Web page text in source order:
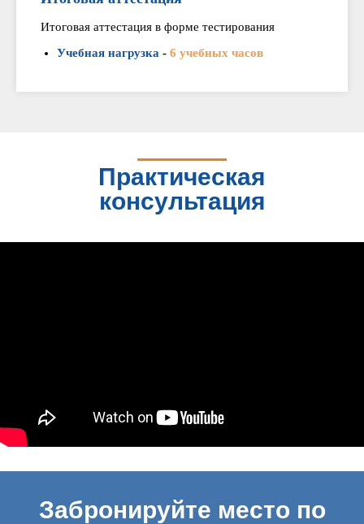
Итоговая аттестация в форме тестирования
Учебная нагрузка - 6 учебных часов
Практическая
консультация
Забронируйте место по